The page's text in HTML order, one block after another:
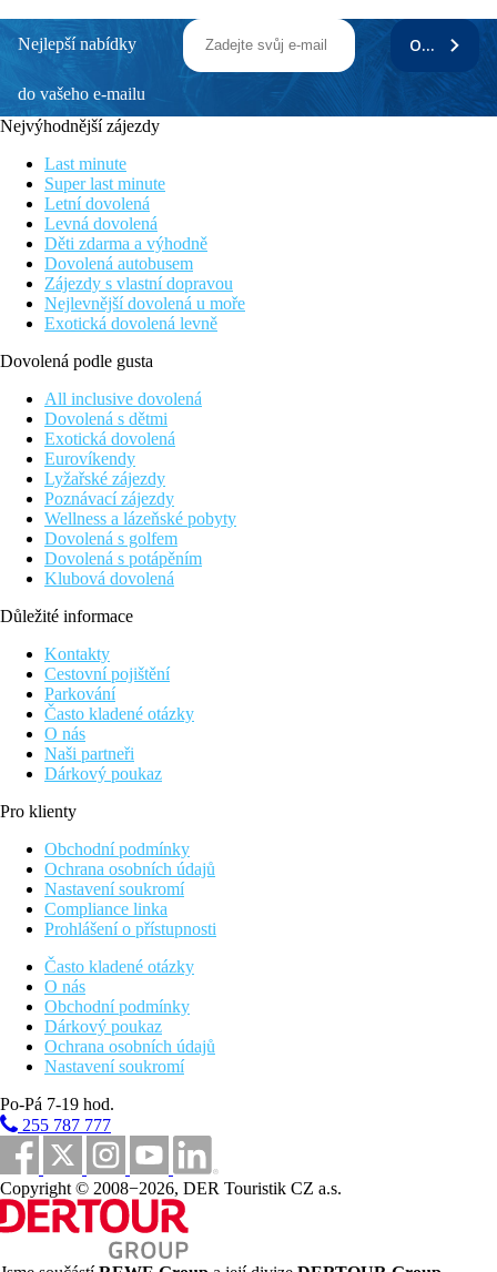
Nejlepší nabídky
do vašeho e-mailu
ODEBÍRAT
Nejvýhodnější zájezdy
Last minute
Super last minute
Letní dovolená
Levná dovolená
Děti zdarma a výhodně
Dovolená autobusem
Zájezdy s vlastní dopravou
Nejlevnější dovolená u moře
Exotická dovolená levně
Dovolená podle gusta
All inclusive dovolená
Dovolená s dětmi
Exotická dovolená
Eurovíkendy
Lyžařské zájezdy
Poznávací zájezdy
Wellness a lázeňské pobyty
Dovolená s golfem
Dovolená s potápěním
Klubová dovolená
Důležité informace
Kontakty
Cestovní pojištění
Parkování
Často kladené otázky
O nás
Naši partneři
Dárkový poukaz
Pro klienty
Obchodní podmínky
Ochrana osobních údajů
Nastavení soukromí
Compliance linka
Prohlášení o přístupnosti
Často kladené otázky
O nás
Obchodní podmínky
Dárkový poukaz
Ochrana osobních údajů
Nastavení soukromí
Po-Pá 7-19 hod.
255 787 777
Copyright © 2008−2026, DER Touristik CZ a.s.